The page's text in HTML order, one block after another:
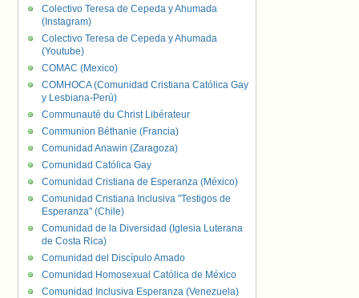
Colectivo Teresa de Cepeda y Ahumada
(Instagram)
Colectivo Teresa de Cepeda y Ahumada
(Youtube)
COMAC (Mexico)
COMHOCA (Comunidad Cristiana Católica Gay
y Lesbiana-Perú)
Communauté du Christ Libérateur
Communion Béthanie (Francia)
Comunidad Anawin (Zaragoza)
Comunidad Católica Gay
Comunidad Cristiana de Esperanza (México)
Comunidad Cristiana Inclusiva "Testigos de
Esperanza" (Chile)
Comunidad de la Diversidad (Iglesia Luterana
de Costa Rica)
Comunidad del Discípulo Amado
Comunidad Homosexual Católica de México
Comunidad Inclusiva Esperanza (Venezuela)